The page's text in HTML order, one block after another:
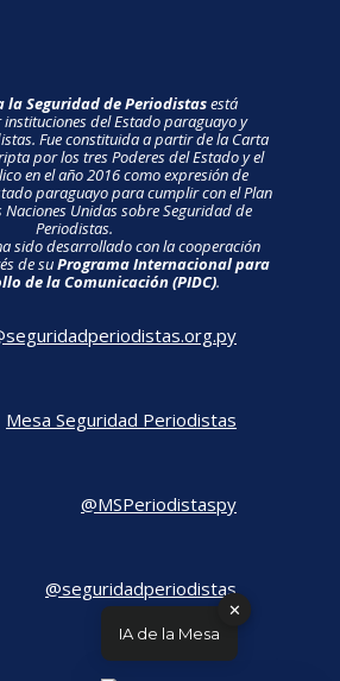
la Seguridad de Periodistasestá
del Estado paraguayo y
Fue constituida a partir de la Carta
por los tres Poderes del Estado y el
en el año 2016 como expresión de
paraguayo para cumplir con el Plan
Naciones Unidas sobre Seguridad de
Periodistas.
sido desarrollado con la cooperación
de suPrograma Internacional para
de la Comunicación (PIDC).
Mesa Seguridad Periodistas
@MSPeriodistaspy
@seguridadperiodistas
✕
IA de la Mesa